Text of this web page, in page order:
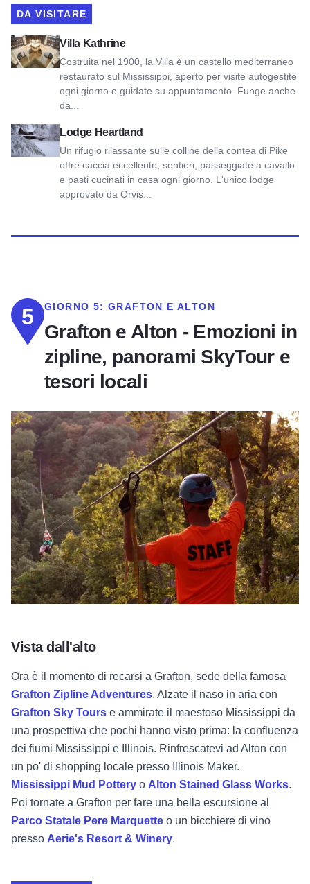
DA VISITARE
Villa Kathrine
Costruita nel 1900, la Villa è un castello mediterraneo
restaurato sul Mississippi, aperto per visite autogestite
ogni giorno e guidate su appuntamento. Funge anche
da...
Visualizza Villa Kathrine
Lodge Heartland
Un rifugio rilassante sulle colline della contea di Pike
offre caccia eccellente, sentieri, passeggiate a cavallo
e pasti cucinati in casa ogni giorno. L'unico lodge
approvato da Orvis...
Vedi Heartland Lodge
5 GIORNO 5:GRAFTON E ALTON
Grafton e Alton - Emozioni in
zipline, panorami SkyTour e
tesori locali
Vista dall'alto
Ora è il momento di recarsi a Grafton, sede della famosa
Grafton Zipline Adventures. Alzate il naso in aria con
Grafton Sky Tours e ammirate il maestoso Mississippi da
una prospettiva che pochi hanno visto prima: la confluenza
dei fiumi Mississippi e Illinois. Rinfrescatevi ad Alton con
un po' di shopping locale presso Illinois Maker.
Mississippi Mud Pottery o Alton Stained Glass Works.
Poi tornate a Grafton per fare una bella escursione al
Parco Statale Pere Marquette o un bicchiere di vino
presso Aerie's Resort & Winery.